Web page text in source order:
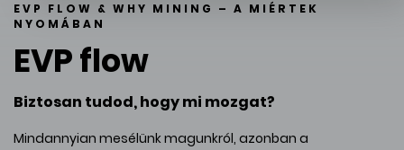
EVP FLOW & WHY MINING – A MIÉRTEK
NYOMÁBAN
EVP flow
Biztosan tudod, hogy mi mozgat?
Mindannyian mesélünk magunkról, azonban a